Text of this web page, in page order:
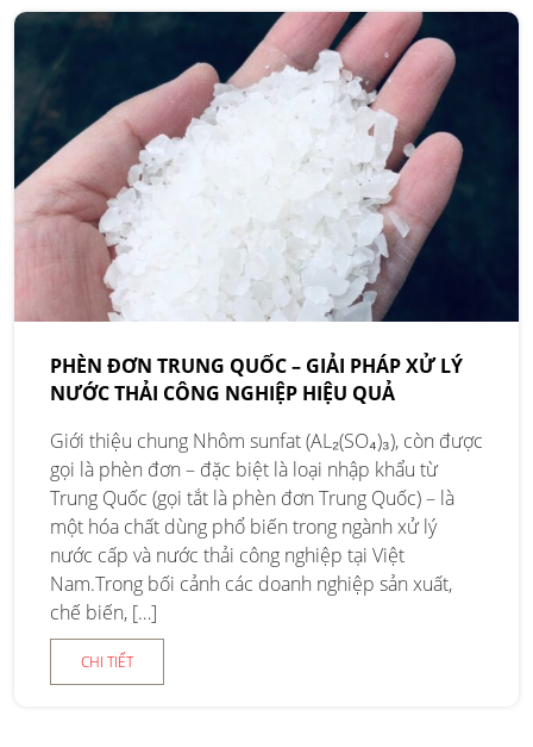
PHÈN ĐƠN TRUNG QUỐC – GIẢI PHÁP XỬ LÝ
NƯỚC THẢI CÔNG NGHIỆP HIỆU QUẢ
Giới thiệu chung Nhôm sunfat (AL₂(SO₄)₃), còn được
gọi là phèn đơn – đặc biệt là loại nhập khẩu từ
Trung Quốc (gọi tắt là phèn đơn Trung Quốc) – là
một hóa chất dùng phổ biến trong ngành xử lý
nước cấp và nước thải công nghiệp tại Việt
Nam.Trong bối cảnh các doanh nghiệp sản xuất,
chế biến, […]
CHI TIẾT